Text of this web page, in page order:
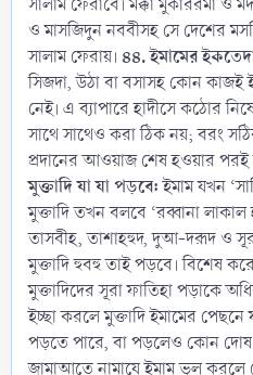
ও মাসজিদুন নববীসহ সে দেশের
সালাম ফেরায়। ৪৪. ইমামের
সিজদা, উঠা বা বসাসহ কোন
নেই। এ ব্যাপারে হাদীসে কঠোর
সাথে সাথেও করা ঠিক নয়; বরং
প্রদানের আওয়াজ শেষ হওয়ার পরই
মুক্তাদি যা যা পড়বে:ইমাম যখন
মুক্তাদি তখন বলবে ‘রব্বানা
তাসবীহ, তাশাহহুদ, দুআ-দরূদ ও
মুক্তাদি হুবহু তাই পড়বে। বিশেষ
মুক্তাদিদের সূরা ফাতিহা পড়াকে
ইচ্ছা করলে মুক্তাদি ইমামের
পড়তে পারে, বা পড়লেও কোন দোষ
জামাআতে নামাযে ইমাম ভুল করলে